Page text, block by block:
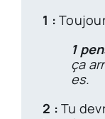
1 :
1
ça
es.
2 : Tu